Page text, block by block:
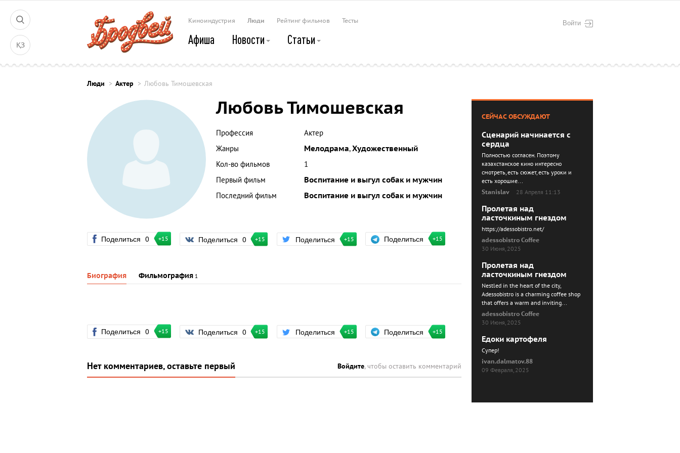
ҚЗ
Войти
Киноиндустрия Люди Рейтинг фильмов Тесты
Афиша Новости Статьи
Люди Актер Любовь Тимошевская
Любовь Тимошевская
Профессия
Актер
Жанры
Мелодрама,Художественный
Кол-во фильмов
1
Первый фильм
Воспитание и выгул собак и мужчин
Последний фильм
Воспитание и выгул собак и мужчин
Поделиться 0 +15 Поделиться 0 +15 Поделиться +15 Поделиться +15
Биография Фильмография 1
Поделиться 0 +15 Поделиться 0 +15 Поделиться +15 Поделиться +15
Нет комментариев, оставьте первый Войдите, чтобы оставить комментарий
СЕЙЧАС ОБСУЖДАЮТ
Сценарий начинается с
сердца
Полностью согласен. Поэтому
казахстанское кино интересно
смотреть, есть сюжет, есть уроки и
есть хорошие...
Stanislav
28 Апреля 11:13
Пролетая над
ласточкиным гнездом
https://adessobistro.net/
adessobistro Coffee
30 Июня, 2025
Пролетая над
ласточкиным гнездом
Nestled in the heart of the city,
Adessobistro is a charming coffee shop
that offers a warm and inviting...
adessobistro Coffee
30 Июня, 2025
Едоки картофеля
Cупер!
ivan.dalmatov.88
09 Февраля, 2025